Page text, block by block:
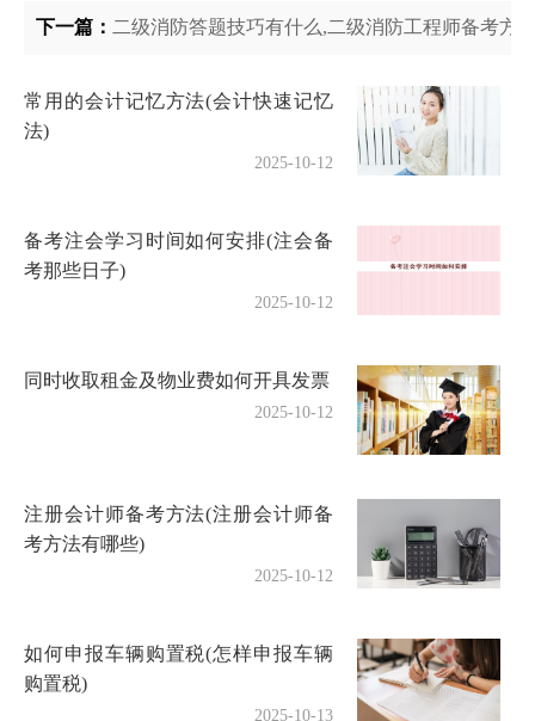
下一篇： 二级消防答题技巧有什么,二级消防工程师备考方
常用的会计记忆方法(会计快速记忆
法)
2025-10-12
备考注会学习时间如何安排(注会备
考那些日子)
2025-10-12
同时收取租金及物业费如何开具发票
2025-10-12
注册会计师备考方法(注册会计师备
考方法有哪些)
2025-10-12
如何申报车辆购置税(怎样申报车辆
购置税)
2025-10-13